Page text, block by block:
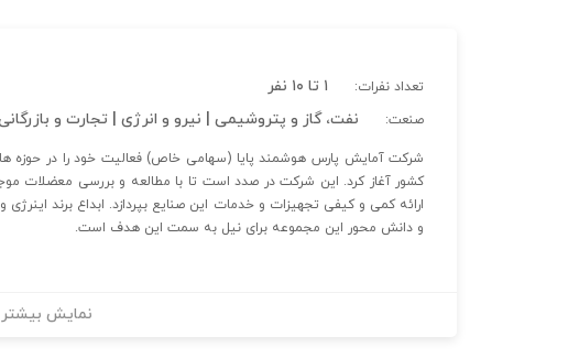
تعداد نفرات: ۱ تا ۱۰ نفر
صنعت: نفت، گاز و پتروشیمی | نیرو و انرژی | تجارت و
شرکت آمایش پارس هوشمند پایا (سهامی خاص) فعالیت خود را در حوزه
کشور آغاز کرد. این شرکت در صدد است تا با مطالعه و بررسی معضلات
ارائه کمی و کیفی تجهیزات و خدمات این صنایع بپردازد. ابداع برند
و دانش محور این مجموعه برای نیل به سمت این هدف است.
نمایش بیشتر